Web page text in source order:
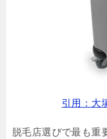
引用：大
脱毛店選びで最も重